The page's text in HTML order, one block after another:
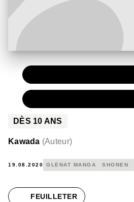
DÈS 10 ANS
Kawada (Auteur)
19.08.2020 GLÉNAT MANGA SHONEN
FEUILLETER